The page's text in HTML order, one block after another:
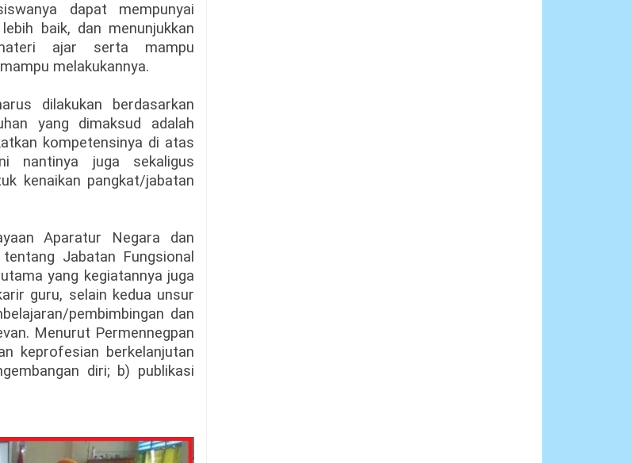
dapat mempunyai
baik, dan menunjukkan
ajar serta mampu
melakukannya.
dilakukan berdasarkan
yang dimaksud adalah
kompetensinya di atas
nantinya juga sekaligus
kenaikan pangkat/jabatan
Aparatur Negara dan
Jabatan Fungsional
yang kegiatannya juga
guru, selain kedua unsur
pembimbingan dan
Menurut Permennegpan
keprofesian berkelanjutan
diri; b) publikasi